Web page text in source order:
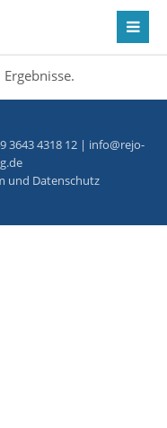
4318 12 | info@rejo-
und Datenschutz